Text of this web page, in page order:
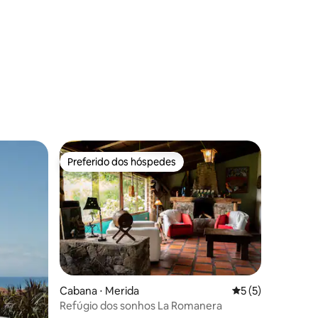
Preferido dos hóspedes
Preferido dos hóspedes
Cabana ⋅ Merida 5 de uma
5 (5)
Refúgio dos sonhos La Romanera